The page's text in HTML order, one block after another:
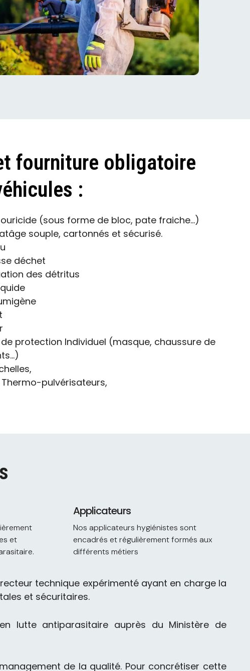
fourniture obligatoire
:
(sous forme de bloc, pate fraiche…)
souple, cartonnés et sécurisé.
déchet
des détritus
protection Individuel (masque, chaussure de
Thermo-pulvérisateurs,
et
Applicateurs
Nos applicateurs hygiénistes sont
encadrés et régulièrement formés aux
différents métiers
technique expérimenté ayant en charge la
et sécuritaires.
lutte antiparasitaire auprès du Ministère de
de la qualité. Pour concrétiser cette